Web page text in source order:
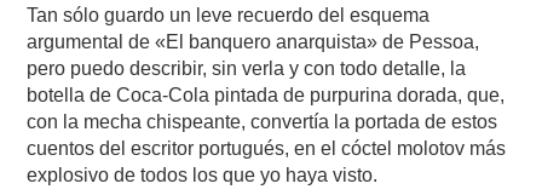
Tan sólo guardo un leve recuerdo del esquema
argumental de «El banquero anarquista» de Pessoa,
pero puedo describir, sin verla y con todo detalle, la
botella de Coca-Cola pintada de purpurina dorada, que,
con la mecha chispeante, convertía la portada de estos
cuentos del escritor portugués, en el cóctel molotov más
explosivo de todos los que yo haya visto.